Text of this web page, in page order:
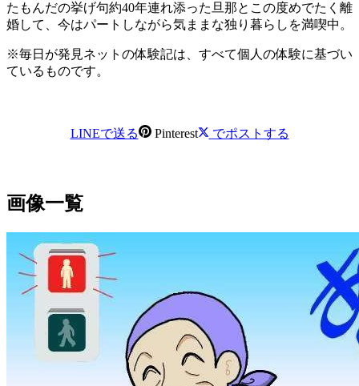
たもんだの挙げ句約40年連れ添った旦那とこの度めでたく離
婚して、今はパートしながら気ままな独り暮らしを満喫中。
※毎日が発見ネットの体験記は、すべて個人の体験に基づい
ているものです。
LINEで送る Pinterest でポストする
画像一覧